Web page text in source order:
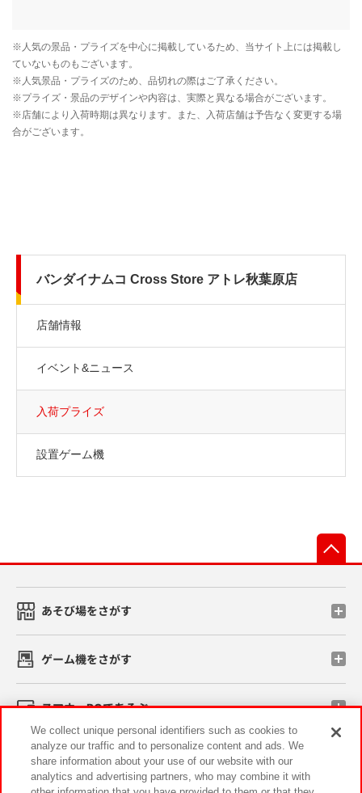
バンダイナムコ Cross Store アトレ秋葉原店
店舗情報
イベント&ニュース
入荷プライズ
設置ゲーム機
あそび場をさがす
ゲーム機をさがす
スマホ・PCであそぶ
イベント・キャンペーン
We collect unique personal identifiers such as cookies to
analyze our traffic and to personalize content and ads. We
share information about your use of our website with our
analytics and advertising partners, who may combine it with